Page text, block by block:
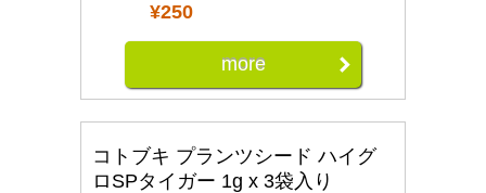
¥250
more
コトブキ プランツシード ハイグ
ロSPタイガー 1g x 3袋入り